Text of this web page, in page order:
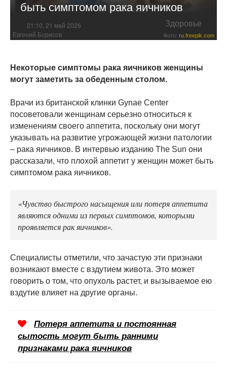
быть симптомом рака яичников
21:10, 21 май 2026 Здоровье
Евгений Борисов Фото: ru.freepik.com
Некоторые симптомы рака яичников женщины
могут заметить за обеденным столом.
Врачи из британской клинки Gynae Center
посоветовали женщинам серьезно относиться к
изменениям своего аппетита, поскольку они могут
указывать на развитие угрожающей жизни патологии
– рака яичников. В интервью изданию The Sun они
рассказали, что плохой аппетит у женщин может быть
симптомом рака яичников.
«Чувство быстрого насыщения или потеря аппетита
являются одними из первых симптомов, которыми
проявляется рак яичников».
Специалисты отметили, что зачастую эти признаки
возникают вместе с вздутием живота. Это может
говорить о том, что опухоль растет, и вызываемое ею
вздутие влияет на другие органы.
Потеря аппетита и постоянная
сытость могут быть ранними
признаками рака яичников